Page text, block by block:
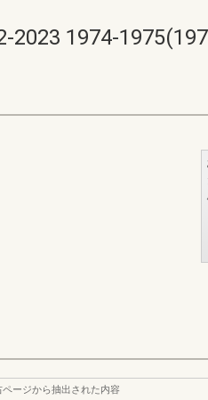
1974-
ページから抽出された内容